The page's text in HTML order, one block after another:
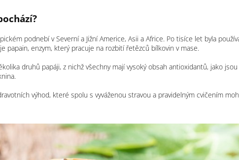
podnebí v Severní a Jižní Americe, Asii a Africe. Po tisíce let byla
papain, enzym, který pracuje na rozbití řetězců bílkovin v mase.
druhů papáji, z nichž všechny mají vysoký obsah antioxidantů, jako
výhod, které spolu s vyváženou stravou a pravidelným cvičením